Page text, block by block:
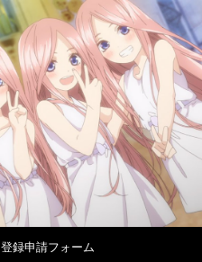
登録申請フォーム